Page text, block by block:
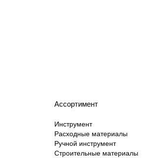
Ассортимент
Инструмент
Расходные материалы
Ручной инструмент
Строительные материалы